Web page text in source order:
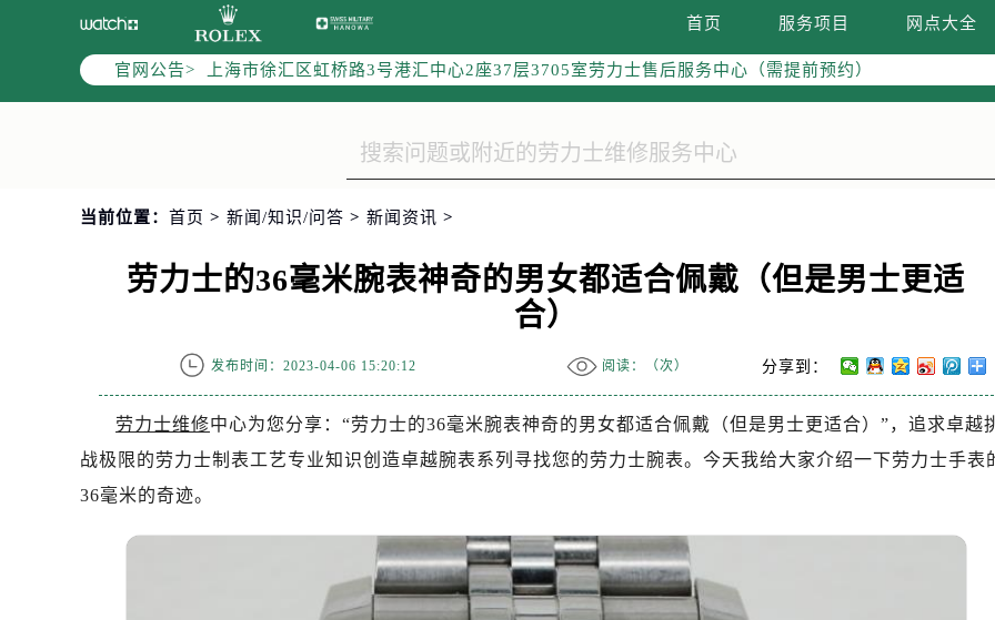
首页 服务项目 网点大全
官网公告>
上海市黄浦区南京东路299号宏伊国际广场写字楼8层806室（需提前预约）
上海市黄浦区南京东路299号宏伊国际广场写字楼8层806室劳力士售后服务中心（需提前预约）
上海市徐汇区虹桥路3号港汇中心2座37层3705室劳力士售后服务中心（需提前预约）
节假日正常营业！
当前位置： 首页 > 新闻/知识/问答 > 新闻资讯 >
劳力士的36毫米腕表神奇的男女都适合佩戴（但是男士更适
合）
发布时间：2023-04-06 15:20:12 阅读：（次） 分享到：
劳力士维修中心为您分享：“劳力士的36毫米腕表神奇的男女都适合佩戴（但是男士更适合）”，追求卓越
战极限的劳力士制表工艺专业知识创造卓越腕表系列寻找您的劳力士腕表。今天我给大家介绍一下劳力士手表
36毫米的奇迹。